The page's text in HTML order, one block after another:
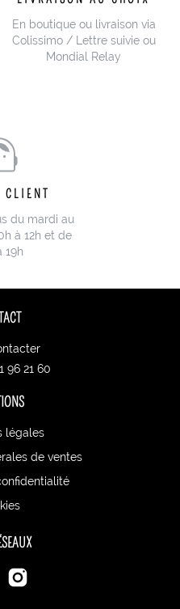
En boutique ou livraison via
Colissimo / Lettre suivie ou
Mondial Relay
CLIENT
du mardi au
à 12h et de
19h
96 21 60
légales
de ventes